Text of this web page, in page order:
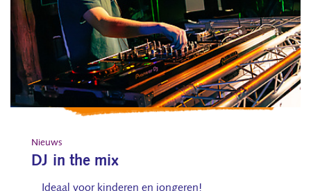
Nieuws
DJ in the mix
Ideaal voor kinderen en jongeren!